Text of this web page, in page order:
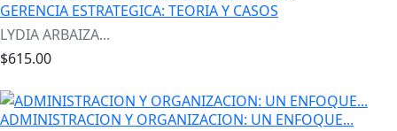
GERENCIA ESTRATEGICA: TEORIA Y CASOS
LYDIA ARBAIZA...
$615.00
ADMINISTRACION Y ORGANIZACION: UN ENFOQUE...